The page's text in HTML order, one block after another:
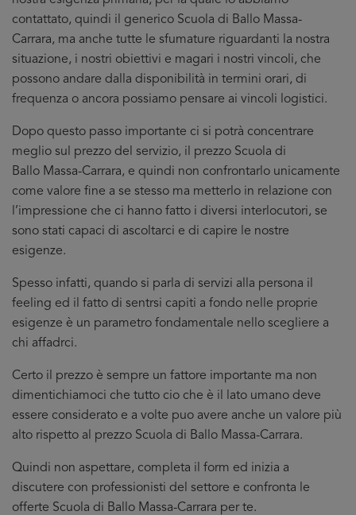
contattato, quindi il generico Scuola di Ballo Massa-
Carrara, ma anche tutte le sfumature riguardanti la nostra
situazione, i nostri obiettivi e magari i nostri vincoli, che
possono andare dalla disponibilità in termini orari, di
frequenza o ancora possiamo pensare ai vincoli logistici.
Dopo questo passo importante ci si potrà concentrare
meglio sul prezzo del servizio, il prezzo Scuola di
Ballo Massa-Carrara, e quindi non confrontarlo unicamente
come valore fine a se stesso ma metterlo in relazione con
l’impressione che ci hanno fatto i diversi interlocutori, se
sono stati capaci di ascoltarci e di capire le nostre
esigenze.
Spesso infatti, quando si parla di servizi alla persona il
feeling ed il fatto di sentrsi capiti a fondo nelle proprie
esigenze è un parametro fondamentale nello scegliere a
chi affadrci.
Certo il prezzo è sempre un fattore importante ma non
dimentichiamoci che tutto cio che è il lato umano deve
essere considerato e a volte puo avere anche un valore più
alto rispetto al prezzo Scuola di Ballo Massa-Carrara.
Quindi non aspettare, completa il form ed inizia a
discutere con professionisti del settore e confronta le
offerte Scuola di Ballo Massa-Carrara per te.